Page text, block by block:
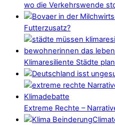
wo die Verkehrswende
Futterzusatz?
Klimaresiliente Städte
Extreme Rechte –